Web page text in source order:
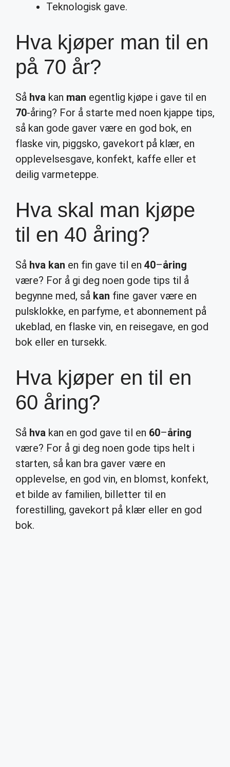
Teknologisk gave.
Hva kjøper man til en
på 70 år?
Så hva kan man egentlig kjøpe i gave til en
70-åring? For å starte med noen kjappe tips,
så kan gode gaver være en god bok, en
flaske vin, piggsko, gavekort på klær, en
opplevelsesgave, konfekt, kaffe eller et
deilig varmeteppe.
Hva skal man kjøpe
til en 40 åring?
Så hva kan en fin gave til en 40–åring
være? For å gi deg noen gode tips til å
begynne med, så kan fine gaver være en
pulsklokke, en parfyme, et abonnement på
ukeblad, en flaske vin, en reisegave, en god
bok eller en tursekk.
Hva kjøper en til en
60 åring?
Så hva kan en god gave til en 60–åring
være? For å gi deg noen gode tips helt i
starten, så kan bra gaver være en
opplevelse, en god vin, en blomst, konfekt,
et bilde av familien, billetter til en
forestilling, gavekort på klær eller en god
bok.